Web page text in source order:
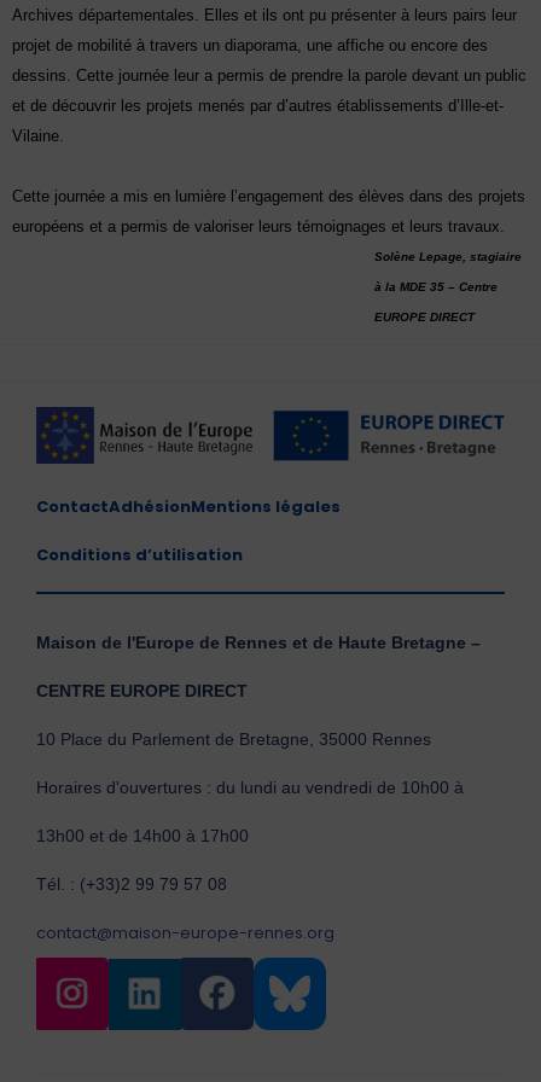
Archives départementales. Elles et ils ont pu présenter à leurs pairs leur
projet de mobilité à travers un diaporama, une affiche ou encore des
dessins. Cette journée leur a permis de prendre la parole devant un public
et de découvrir les projets menés par d’autres établissements d’Ille-et-
Vilaine.
Cette journée a mis en lumière l’engagement des élèves dans des projets
européens et a permis de valoriser leurs témoignages et leurs travaux.
Solène Lepage, stagiaire
à la MDE 35 – Centre
EUROPE DIRECT
ContactAdhésionMentions légales
Conditions d’utilisation
Maison de l'Europe de Rennes et de Haute Bretagne –
CENTRE EUROPE DIRECT
10 Place du Parlement de Bretagne, 35000 Rennes
Horaires d'ouvertures : du lundi au vendredi de 10h00 à
13h00 et de 14h00 à 17h00
Tél. : (+33)2 99 79 57 08
contact@maison-europe-rennes.org